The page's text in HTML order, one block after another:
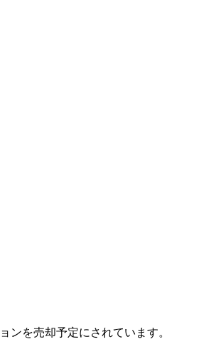
ンを売却予定にされています。